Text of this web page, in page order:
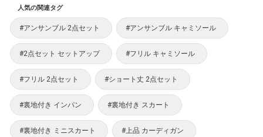
人気の関連タグ
#アンサンブル 2点セット #アンサンブル キャミソール
#2点セット セットアップ #フリル キャミソール
#フリル 2点セット #ショート丈 2点セット
#裏地付き インパン #裏地付き スカート
#裏地付き ミニスカート #上品 カーディガン